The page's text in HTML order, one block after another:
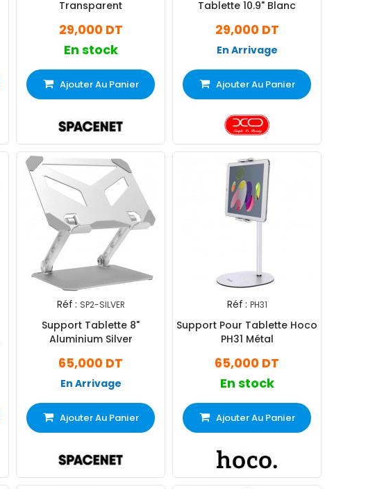
Transparent
29,000 DT
En stock
Ajouter Au Panier
Tablette 10.9" Blanc
29,000 DT
En Arrivage
Ajouter Au Panier
Réf : SP2-SILVER
Support Tablette 8"
Aluminium Silver
65,000 DT
En Arrivage
Ajouter Au Panier
Réf : PH31
Support Pour Tablette Hoco
PH31 Métal
65,000 DT
En stock
Ajouter Au Panier